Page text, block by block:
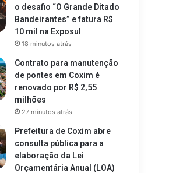
o desafio “O Grande Ditado
Bandeirantes” e fatura R$
10 mil na Exposul
18 minutos atrás
Contrato para manutenção
de pontes em Coxim é
renovado por R$ 2,55
milhões
27 minutos atrás
Prefeitura de Coxim abre
consulta pública para a
elaboração da Lei
Orçamentária Anual (LOA)